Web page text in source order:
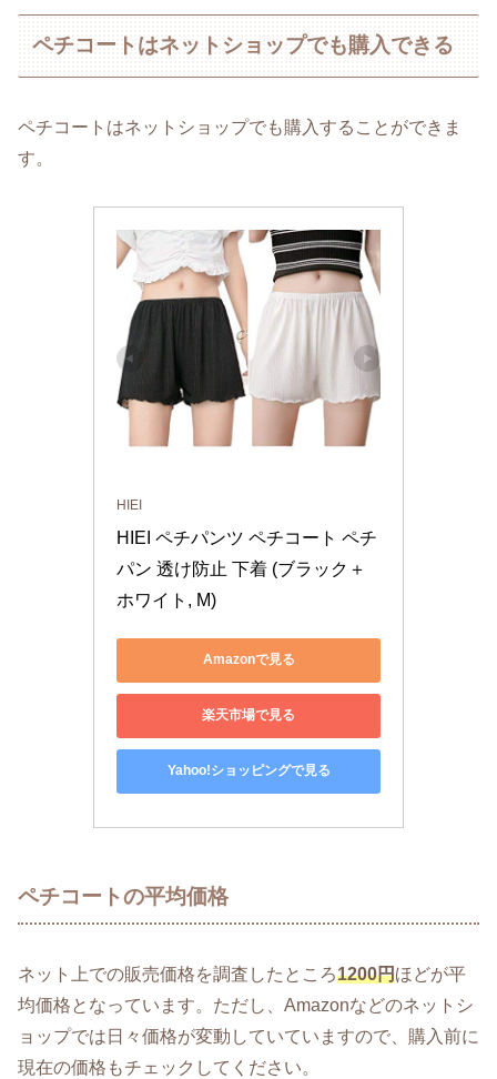
ペチコートはネットショップでも購入できる
ペチコートはネットショップでも購入することができま
す。
HIEI
HIEI ペチパンツ ペチコート ペチ
パン 透け防止 下着 (ブラック＋
ホワイト, M)
Amazonで見る
楽天市場で見る
Yahoo!ショッピングで見る
ペチコートの平均価格
ネット上での販売価格を調査したところ1200円ほどが平
均価格となっています。ただし、Amazonなどのネットシ
ョップでは日々価格が変動していていますので、購入前に
現在の価格もチェックしてください。